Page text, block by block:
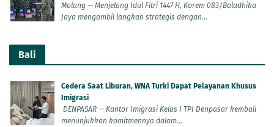
Malang — Menjelang Idul Fitri 1447 H, Korem 083/Baladhika
Jaya mengambil langkah strategis dengan...
Bali
Cedera Saat Liburan, WNA Turki Dapat Pelayanan Khusus
Imigrasi
DENPASAR — Kantor Imigrasi Kelas I TPI Denpasar kembali
menunjukkan komitmennya dalam...